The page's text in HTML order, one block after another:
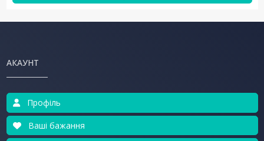
АКАУНТ
Профіль
Ваші бажання